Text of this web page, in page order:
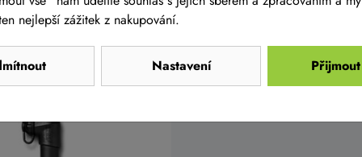
nejlepší zážitek z nakupování.
Nastavení